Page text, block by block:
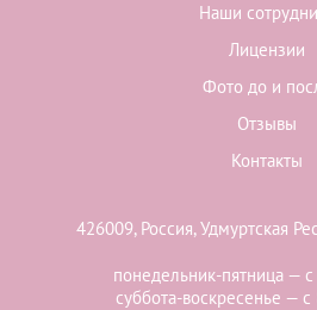
Наши
Лицензии
Фото до и
Отзывы
Контакты
426009, Россия, Удмуртская
понедельник-пятница —
суббота-воскресенье —